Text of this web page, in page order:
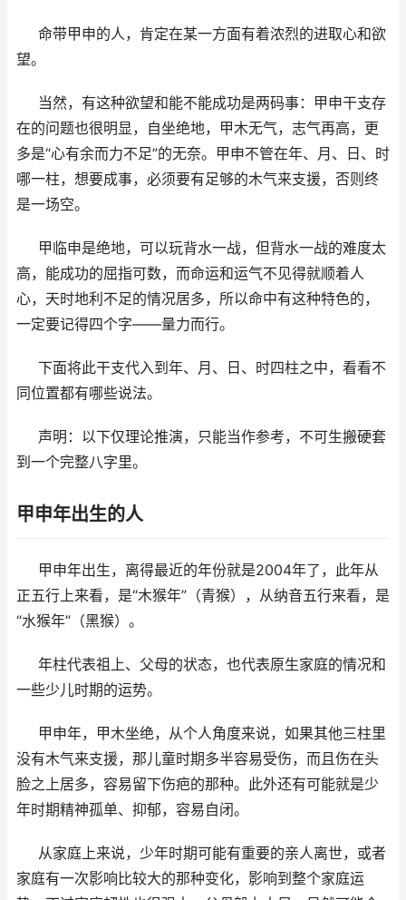
命带甲申的人，肯定在某一方面有着浓烈的进取心和欲
望。
当然，有这种欲望和能不能成功是两码事：甲申干支存
在的问题也很明显，自坐绝地，甲木无气，志气再高，更
多是“心有余而力不足”的无奈。甲申不管在年、月、日、时
哪一柱，想要成事，必须要有足够的木气来支援，否则终
是一场空。
甲临申是绝地，可以玩背水一战，但背水一战的难度太
高，能成功的屈指可数，而命运和运气不见得就顺着人
心，天时地利不足的情况居多，所以命中有这种特色的，
一定要记得四个字——量力而行。
下面将此干支代入到年、月、日、时四柱之中，看看不
同位置都有哪些说法。
声明：以下仅理论推演，只能当作参考，不可生搬硬套
到一个完整八字里。
甲申年出生的人
甲申年出生，离得最近的年份就是2004年了，此年从
正五行上来看，是“木猴年”（青猴），从纳音五行来看，是
“水猴年”（黑猴）。
年柱代表祖上、父母的状态，也代表原生家庭的情况和
一些少儿时期的运势。
甲申年，甲木坐绝，从个人角度来说，如果其他三柱里
没有木气来支援，那儿童时期多半容易受伤，而且伤在头
脸之上居多，容易留下伤疤的那种。此外还有可能就是少
年时期精神孤单、抑郁，容易自闭。
从家庭上来说，少年时期可能有重要的亲人离世，或者
家庭有一次影响比较大的那种变化，影响到整个家庭运